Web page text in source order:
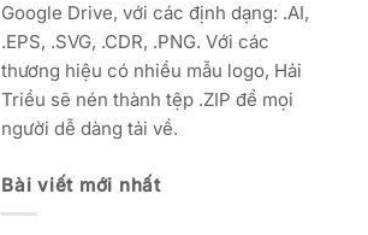
Google Drive, với các định dạng: .AI,
.EPS, .SVG, .CDR, .PNG. Với các
thương hiệu có nhiều mẫu logo, Hải
Triều sẽ nén thành tệp .ZIP để mọi
người dễ dàng tải về.
Bài viết mới nhất